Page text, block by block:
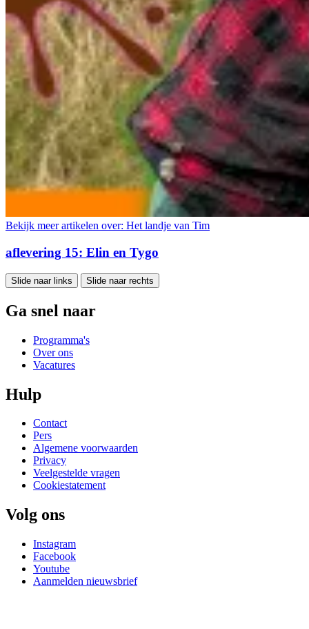
Bekijk meer artikelen over: Het landje van Tim
aflevering 15: Elin en Tygo
Slide naar links Slide naar rechts
Ga snel naar
Programma's
Over ons
Vacatures
Hulp
Contact
Pers
Algemene voorwaarden
Privacy
Veelgestelde vragen
Cookiestatement
Volg ons
Instagram
Facebook
Youtube
Aanmelden nieuwsbrief